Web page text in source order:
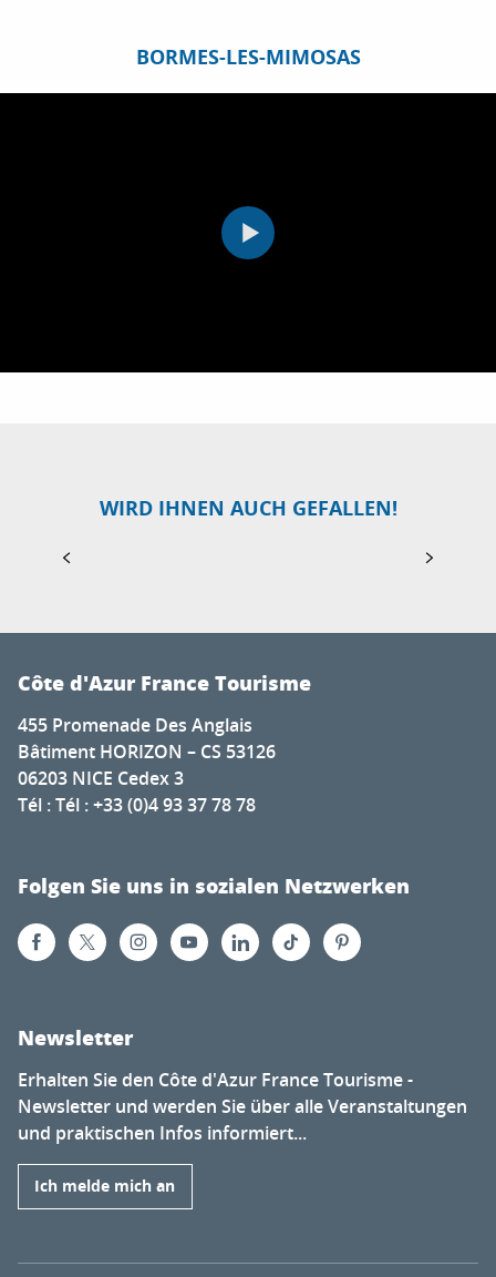
BORMES-LES-MIMOSAS
WIRD IHNEN AUCH GEFALLEN!
des Kinos: Entdecken Sie das authentische
Côte d'Azur France Tourisme
455 Promenade Des Anglais
Bâtiment HORIZON – CS 53126
06203 NICE Cedex 3
Tél : Tél : +33 (0)4 93 37 78 78
Folgen Sie uns in sozialen Netzwerken
Newsletter
Erhalten Sie den Côte d'Azur France Tourisme -
Newsletter und werden Sie über alle Veranstaltungen
und praktischen Infos informiert...
Ich melde mich an